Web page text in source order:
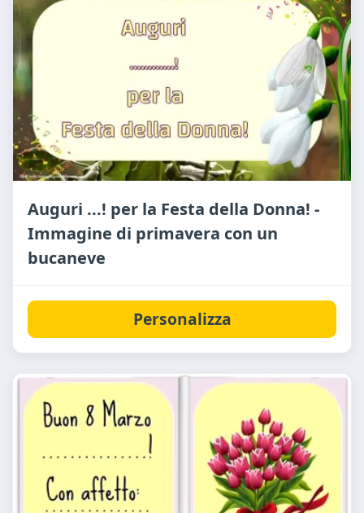
Auguri ...! per la Festa della Donna! -
Immagine di primavera con un
bucaneve
Personalizza